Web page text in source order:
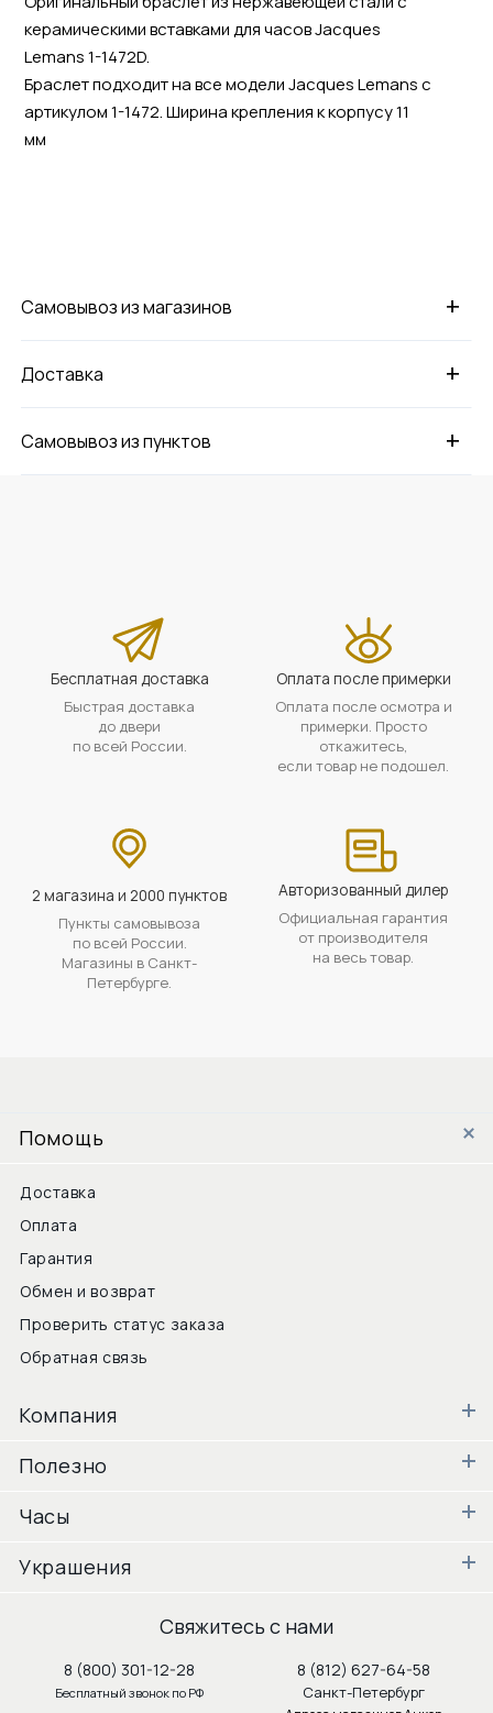
керамическими вставками для часов Jacques
Lemans 1-1472D.
Браслет подходит на все модели Jacques Lemans с
артикулом 1-1472. Ширина крепления к корпусу 11
мм
+
Самовывоз из магазинов
+
Доставка
+
Самовывоз из пунктов
Бесплатная доставка
Быстрая доставка
до двери
по всей России.
Оплата после примерки
Оплата после осмотра и
примерки. Просто
откажитесь,
если товар не подошел.
2 магазина и 2000 пунктов
Пункты самовывоза
по всей России.
Магазины в Санкт-
Петербурге.
Авторизованный дилер
Официальная гарантия
от производителя
на весь товар.
Помощь
Доставка
Оплата
Гарантия
Обмен и возврат
Проверить статус заказа
Обратная связь
Компания
Полезно
Часы
Украшения
Свяжитесь с нами
8 (800) 301-12-28
Бесплатный звонок по РФ
8 (812) 627-64-58
Санкт-Петербург